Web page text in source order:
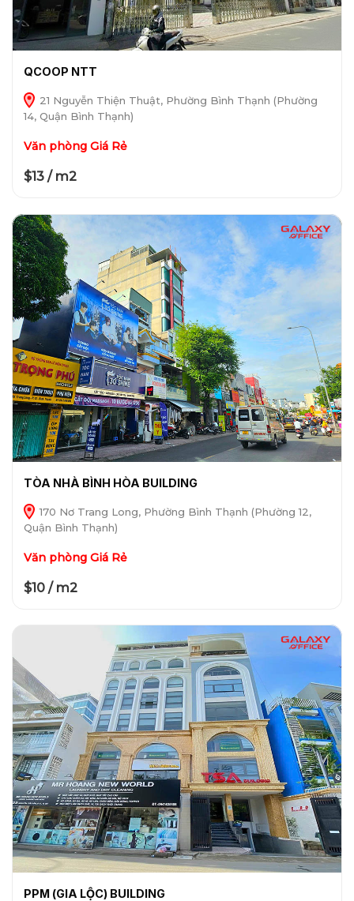
QCOOP NTT
21 Nguyễn Thiện Thuật, Phường Bình Thạnh (Phường
14, Quận Bình Thạnh)
Văn phòng Giá Rẻ
$13 / m2
TÒA NHÀ BÌNH HÒA BUILDING
170 Nơ Trang Long, Phường Bình Thạnh (Phường 12,
Quận Bình Thạnh)
Văn phòng Giá Rẻ
$10 / m2
PPM (GIA LỘC) BUILDING